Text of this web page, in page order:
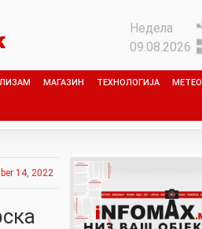
Недела
09.08.2026
МАГАЗИН ТЕХНОЛОГИЈА МЕТЕО
14, 2022